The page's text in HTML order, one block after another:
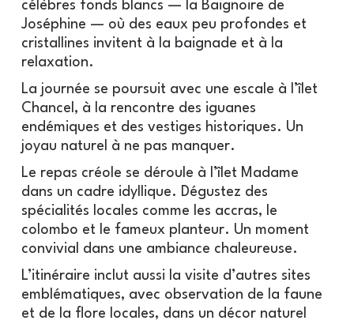
célèbres fonds blancs — la Baignoire de
Joséphine — où des eaux peu profondes et
cristallines invitent à la baignade et à la
relaxation.
La journée se poursuit avec une escale à l’îlet
Chancel, à la rencontre des iguanes
endémiques et des vestiges historiques. Un
joyau naturel à ne pas manquer.
Le repas créole se déroule à l’îlet Madame
dans un cadre idyllique. Dégustez des
spécialités locales comme les accras, le
colombo et le fameux planteur. Un moment
convivial dans une ambiance chaleureuse.
L’itinéraire inclut aussi la visite d’autres sites
emblématiques, avec observation de la faune
et de la flore locales, dans un décor naturel